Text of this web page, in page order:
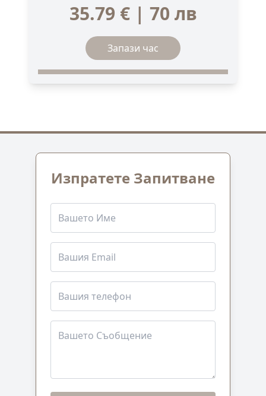
35.79 € | 70 лв
Запази час
Изпратете Запитване